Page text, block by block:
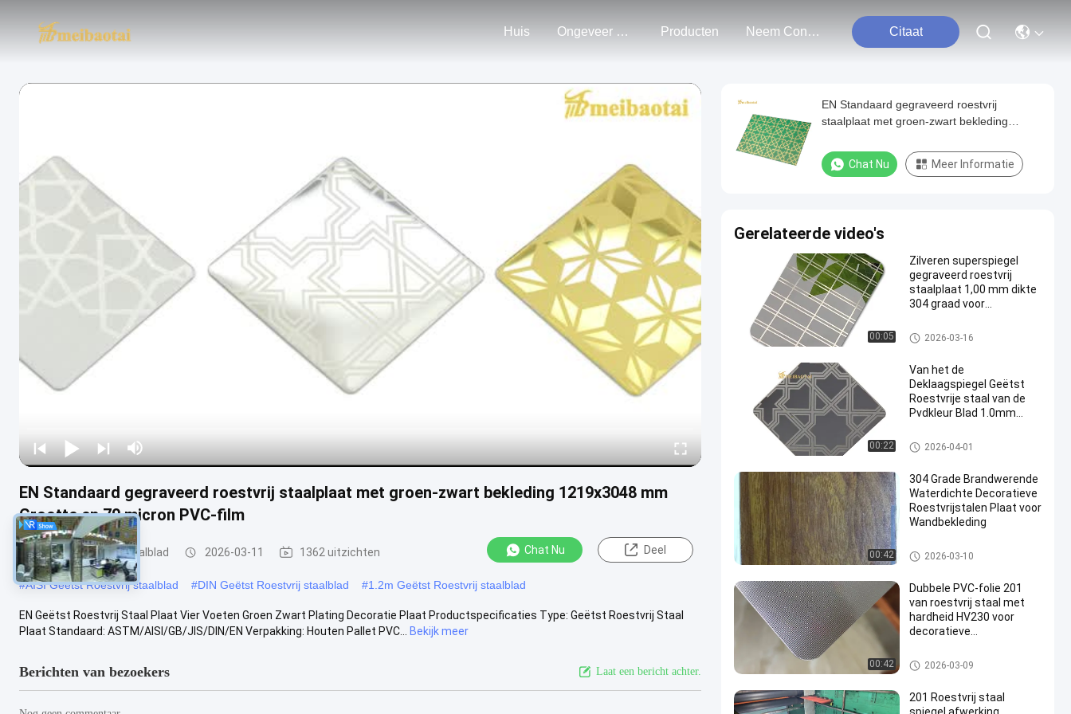
Huis Ongeveer Ons Producten Neem Contact Met Ons Op Citaat
EN Standaard gegraveerd roestvrij staalplaat met groen-zwart bekleding 1219x3048 mm
Grootte en 70 micron PVC-film
Geëtst Roestvrij staalblad 2026-03-11 1362 uitzichten Chat Nu Deel
#AISI Geëtst Roestvrij staalblad #DIN Geëtst Roestvrij staalblad #1.2m Geëtst Roestvrij staalblad
EN Geëtst Roestvrij Staal Plaat Vier Voeten Groen Zwart Plating Decoratie Plaat Productspecificaties Type: Geëtst Roestvrij Staal
Plaat Standaard: ASTM/AISI/GB/JIS/DIN/EN Verpakking: Houten Pallet PVC...
Bekijk meer
Berichten van bezoekers Laat een bericht achter.
EN Standaard gegraveerd roestvrij
staalplaat met groen-zwart bekleding
film
Chat Nu Meer Informatie
Gerelateerde video's
00:05
Zilveren superspiegel
gegraveerd roestvrij
staalplaat 1,00 mm dikte
304 graad voor
toepassingen
Geëtst Roestvrij staalblad
2026-03-16
00:22
Van het de
Deklaagspiegel Geëtst
Roestvrije staal van de
Pvdkleur Blad 1.0mm
Geëtst Roestvrij staalblad
2026-04-01
00:42
304 Grade Brandwerende
Waterdichte Decoratieve
Roestvrijstalen Plaat voor
Wandbekleding
Decoratief Roestvrij staalblad
2026-03-10
00:42
Dubbele PVC-folie 201
van roestvrij staal met
hardheid HV230 voor
decoratieve
In reliëf gemaakte roestvrijstal
en plaat
2026-03-09
201 Roestvrij staal